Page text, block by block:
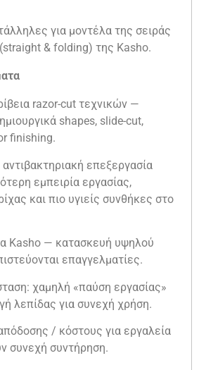
για μοντέλα της σειράς
& folding) της Kasho.
razor-cut τεχνικών —
shapes, slide-cut,
finishing.
αντιβακτηριακή επεξεργασία
εμπειρία εργασίας,
και πιο υγιείς συνθήκες στο
Kasho — κατασκευή υψηλού
επαγγελματίες.
χαμηλή «παύση εργασίας»
λεπίδας για συνεχή χρήση.
/ κόστους για εργαλεία
συνεχή συντήρηση.